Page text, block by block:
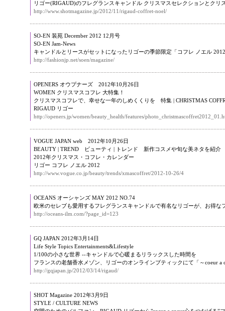
リゴー(RIGAUD)のフレグランスキャンドル クリスマスセレクションとク
http://www.shotmagazine.jp/2012/11/rigaud-coffret-noel/
SO-EN 装苑 December 2012 12月号
SO-EN Jam-News
キャンドルとリースがセットになったリゴーの季節限定「コフレ ノエル
http://fashionjp.net/soen/magazine/
OPENERS オウプナーズ 2012年10月26日
WOMEN クリスマスコフレ 大特集！
クリスマスコフレで、幸せな一年のしめくくりを 特集 | CHRISTMAS
RIGAUD リゴー
http://openers.jp/women/beauty_health/features/
VOGUE JAPAN web 2012年10月26日
BEAUTY | TREND ビューティ | トレンド 新作コスメや旬な美ネタを紹介
2012年クリスマス・コフレ・カレンダー
リゴー コフレ ノエル 2012
http://www.vogue.co.jp/beauty/trends/xmascoffret/2012-10-26/4
OCEANS オーシャンズ MAY 2012 NO.74
欧米のセレブも愛用するフレグランスキャンドルで有名なリゴーが、お得
http://oceans-ilm.com/?page_id=123
GQ JAPAN 2012年3月14日
Life Style Topics Entertainments&Lifestyle
1/100の小さな世界 --キャンドルで心暖まるリラックスした時間を
フランスの老舗香水メゾン、リゴーのオンラインブティックにて「～coeur
http://gqjapan.jp/2012/03/14/rigaud/
SHOT Magazine 2012年3月9日
STYLE / CULTURE NEWS